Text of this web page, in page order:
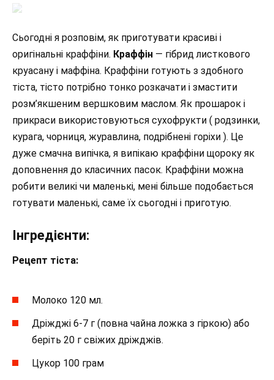
Сьогодні я розповім, як приготувати красиві і
оригінальні краффіни. Краффін — гібрид листкового
круасану і маффіна. Краффіни готують з здобного
тіста, тісто потрібно тонко розкачати і змастити
розм’якшеним вершковим маслом. Як прошарок і
прикраси використовуються сухофрукти ( родзинки,
курага, чорниця, журавлина, подрібнені горіхи ). Це
дуже смачна випічка, я випікаю краффіни щороку як
доповнення до класичних пасок. Краффіни можна
робити великі чи маленькі, мені більше подобається
готувати маленькі, саме їх сьогодні і приготую.
Інгредієнти:
Рецепт тіста:
Молоко 120 мл.
Дріжджі 6-7 г (повна чайна ложка з гіркою) або
беріть 20 г свіжих дріжджів.
Цукор 100 грам